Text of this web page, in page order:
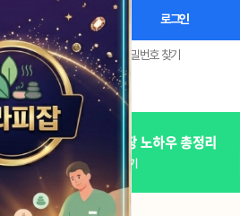
1/2
로그인
아이디 찾기 비밀번호 찾기